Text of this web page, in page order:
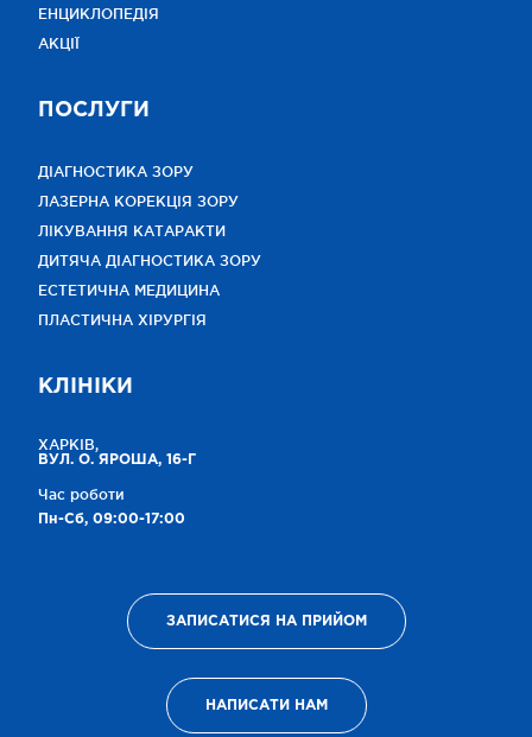
ЕНЦИКЛОПЕДІЯ
АКЦІЇ
ПОСЛУГИ
ДІАГНОСТИКА ЗОРУ
ЛАЗЕРНА КОРЕКЦІЯ ЗОРУ
ЛІКУВАННЯ КАТАРАКТИ
ДИТЯЧА ДІАГНОСТИКА ЗОРУ
ЕСТЕТИЧНА МЕДИЦИНА
ПЛАСТИЧНА ХІРУРГІЯ
КЛІНІКИ
ХАРКІВ,
ВУЛ. О. ЯРОША, 16-Г
Час роботи
Пн-Сб, 09:00-17:00
ЗАПИСАТИСЯ НА ПРИЙОМ
НАПИСАТИ НАМ